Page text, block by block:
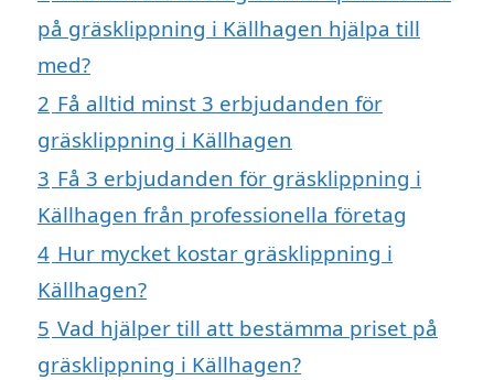
på gräsklippning i Källhagen hjälpa till
med?
2 Få alltid minst 3 erbjudanden för
gräsklippning i Källhagen
3 Få 3 erbjudanden för gräsklippning i
Källhagen från professionella företag
4 Hur mycket kostar gräsklippning i
Källhagen?
5 Vad hjälper till att bestämma priset på
gräsklippning i Källhagen?